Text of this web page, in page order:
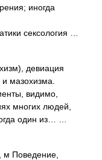
иногда
сексология …
девиация
мазохизма.
видимо,
многих людей,
один из… …
Поведение,